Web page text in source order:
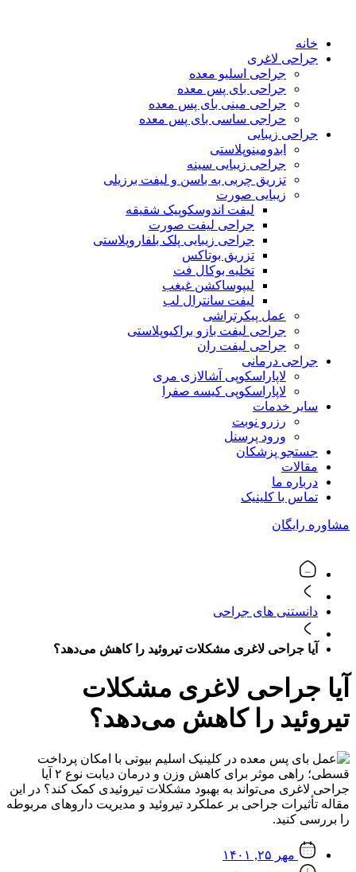
خانه
جراحی لاغری
جراحی اسلیو معده
جراحی بای پس معده
جراحی مینی بای پس معده
حراجی ساسی بای پس معده
جراحی زیبایی
ابدومینوپلاستی
جراحی زیبایی سینه
تزریق چربی به باسن و لیفت برزیلی
زیبایی صورت
لیفت اندوسکوپیک شقیقه
جراحی لیفت صورت
جراحی زیبایی پلک بلفاروپلاستی
تزریق بوتاکس
تخلیه بوکال فت
لیپوساکشن غبغب
لیفت سانترال لب
عمل پیکرتراشی
جراحی لیفت بازو براکیوپلاستی
جراحی لیفت ران
جراحی درمانی
لاپاراسکوپی آشالازی مری
لاپاراسکوپی کیسه صفرا
سایر خدمات
رزرو نوبت
ورود پرسنل
جستجو پزشکان
مقالات
درباره ما
تماس با کلینیک
مشاوره رایگان
دانستنی های جراحی
آیا جراحی لاغری مشکلات تیروئید را کاهش می‌دهد؟
آیا جراحی لاغری مشکلات
تیروئید را کاهش می‌دهد؟
مهر ۲۵, ۱۴۰۱